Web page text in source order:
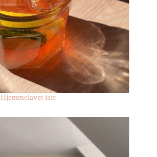
Hjemmelavet iste